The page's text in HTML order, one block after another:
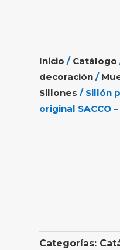
Inicio / Catálogo
decoración /
Sillones / Sillón
original SACCO
Categorías: